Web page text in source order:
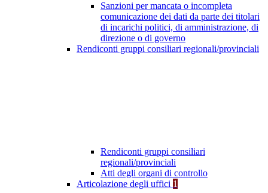
Sanzioni per mancata o incompleta
comunicazione dei dati da parte dei titolari
di incarichi politici, di amministrazione, di
direzione o di governo
Rendiconti gruppi consiliari regionali/provinciali
Rendiconti gruppi consiliari
regionali/provinciali
Atti degli organi di controllo
Articolazione degli uffici 1